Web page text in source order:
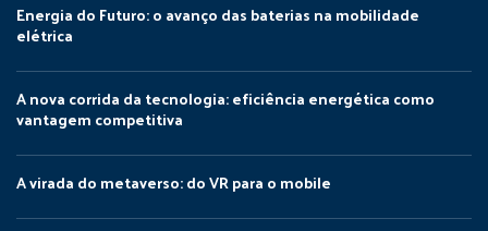
Energia do Futuro: o avanço das baterias na mobilidade
elétrica
A nova corrida da tecnologia: eficiência energética como
vantagem competitiva
A virada do metaverso: do VR para o mobile